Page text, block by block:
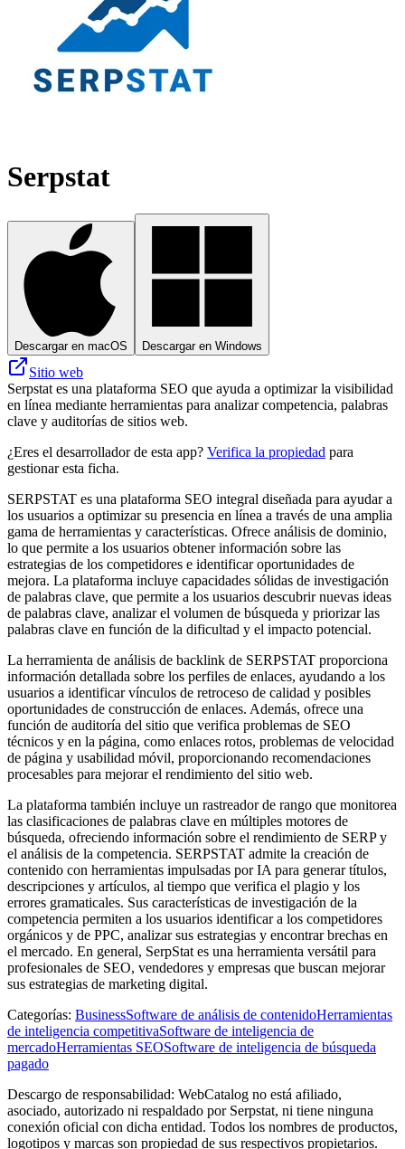
Serpstat
Descargar en macOS Descargar en Windows
Sitio web
Serpstat es una plataforma SEO que ayuda a optimizar la visibilidad
en línea mediante herramientas para analizar competencia, palabras
clave y auditorías de sitios web.
¿Eres el desarrollador de esta app? Verifica la propiedad para
gestionar esta ficha.
SERPSTAT es una plataforma SEO integral diseñada para ayudar a
los usuarios a optimizar su presencia en línea a través de una amplia
gama de herramientas y características. Ofrece análisis de dominio,
lo que permite a los usuarios obtener información sobre las
estrategias de los competidores e identificar oportunidades de
mejora. La plataforma incluye capacidades sólidas de investigación
de palabras clave, que permite a los usuarios descubrir nuevas ideas
de palabras clave, analizar el volumen de búsqueda y priorizar las
palabras clave en función de la dificultad y el impacto potencial.
La herramienta de análisis de backlink de SERPSTAT proporciona
información detallada sobre los perfiles de enlaces, ayudando a los
usuarios a identificar vínculos de retroceso de calidad y posibles
oportunidades de construcción de enlaces. Además, ofrece una
función de auditoría del sitio que verifica problemas de SEO
técnicos y en la página, como enlaces rotos, problemas de velocidad
de página y usabilidad móvil, proporcionando recomendaciones
procesables para mejorar el rendimiento del sitio web.
La plataforma también incluye un rastreador de rango que monitorea
las clasificaciones de palabras clave en múltiples motores de
búsqueda, ofreciendo información sobre el rendimiento de SERP y
el análisis de la competencia. SERPSTAT admite la creación de
contenido con herramientas impulsadas por IA para generar títulos,
descripciones y artículos, al tiempo que verifica el plagio y los
errores gramaticales. Sus características de investigación de la
competencia permiten a los usuarios identificar a los competidores
orgánicos y de PPC, analizar sus estrategias y encontrar brechas en
el mercado. En general, SerpStat es una herramienta versátil para
profesionales de SEO, vendedores y empresas que buscan mejorar
sus estrategias de marketing digital.
Categorías: BusinessSoftware de análisis de contenidoHerramientas
de inteligencia competitivaSoftware de inteligencia de
mercadoHerramientas SEOSoftware de inteligencia de búsqueda
pagado
Descargo de responsabilidad: WebCatalog no está afiliado,
asociado, autorizado ni respaldado por Serpstat, ni tiene ninguna
conexión oficial con dicha entidad. Todos los nombres de productos,
logotipos y marcas son propiedad de sus respectivos propietarios.